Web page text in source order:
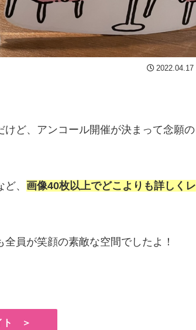
2022.04.17
ど、アンコール開催が決まって念願の
、 画像40枚以上でどこよりも詳しくレ
員が笑顔の素敵な空間でしたよ！
ト ＞